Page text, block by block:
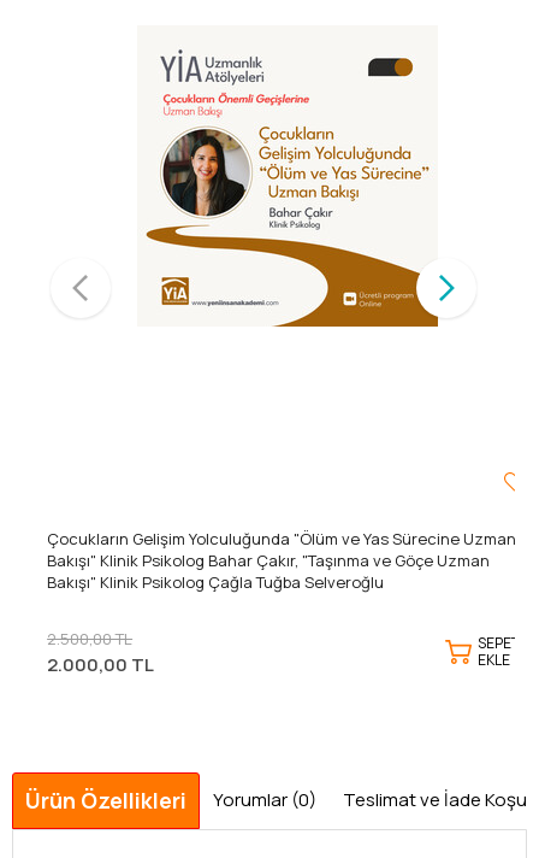
Çocukların Gelişim Yolculuğunda "Ölüm ve Yas Sürecine Uzman
Bakışı" Klinik Psikolog Bahar Çakır, "Taşınma ve Göçe Uzman
Bakışı" Klinik Psikolog Çağla Tuğba Selveroğlu
2.500,00 TL
2.000,00 TL
SEPETE
EKLE
Ürün Özellikleri Yorumlar (0) Teslimat ve İade